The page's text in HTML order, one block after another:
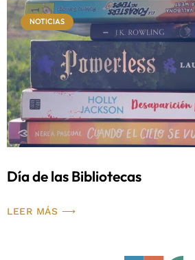
NOTICIAS
Día de las Bibliotecas
LEER MÁS ⟶